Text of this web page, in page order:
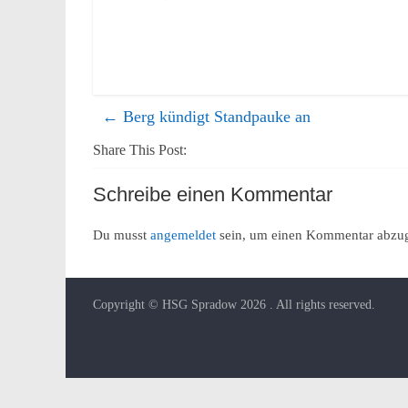
← Berg kündigt Standpauke an
Share This Post:
Schreibe einen Kommentar
Du musst angemeldet sein, um einen Kommentar
Copyright © HSG Spradow 2026 . All rights reserved.